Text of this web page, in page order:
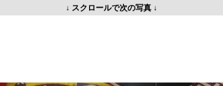
↓ スクロールで次の写真 ↓